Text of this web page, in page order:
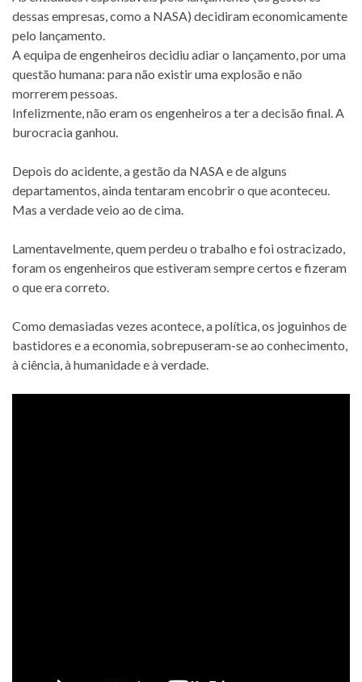
dessas empresas, como a NASA) decidiram economicamente
pelo lançamento.
A equipa de engenheiros decidiu adiar o lançamento, por uma
questão humana: para não existir uma explosão e não
morrerem pessoas.
Infelizmente, não eram os engenheiros a ter a decisão final. A
burocracia ganhou.
Depois do acidente, a gestão da NASA e de alguns
departamentos, ainda tentaram encobrir o que aconteceu.
Mas a verdade veio ao de cima.
Lamentavelmente, quem perdeu o trabalho e foi ostracizado,
foram os engenheiros que estiveram sempre certos e fizeram
o que era correto.
Como demasiadas vezes acontece, a política, os joguinhos de
bastidores e a economia, sobrepuseram-se ao conhecimento,
à ciência, à humanidade e à verdade.